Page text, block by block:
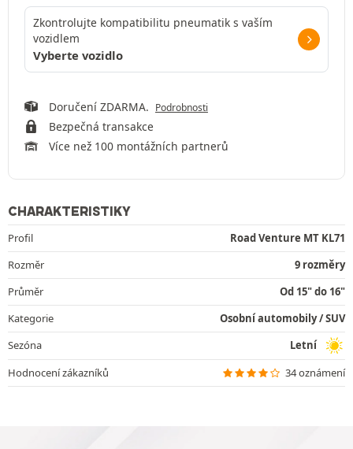
Zkontrolujte kompatibilitu pneumatik s vaším
vozidlem
Vyberte vozidlo
Doručení ZDARMA. Podrobnosti
Bezpečná transakce
Více než 100 montážních partnerů
CHARAKTERISTIKY
Profil
Road Venture MT KL71
Rozměr
9 rozměry
Průměr
Od 15" do 16"
Kategorie
Osobní automobily / SUV
Sezóna
Letní
Hodnocení zákazníků
34 oznámení